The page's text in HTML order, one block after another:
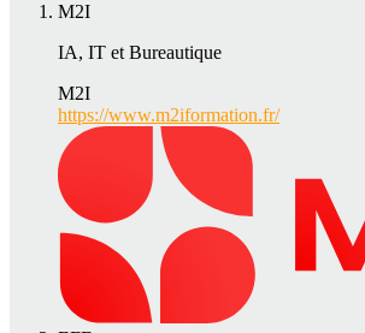
M2I
IA, IT et Bureautique
M2I
https://www.m2iformation.fr/